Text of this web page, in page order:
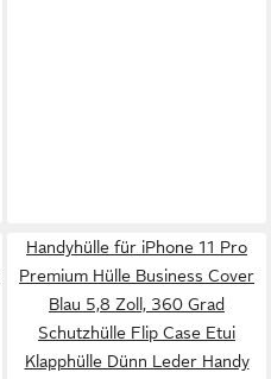
Handyhülle für iPhone 11 Pro
Premium Hülle Business Cover
Blau 5,8 Zoll, 360 Grad
Schutzhülle Flip Case Etui
Klapphülle Dünn Leder Handy